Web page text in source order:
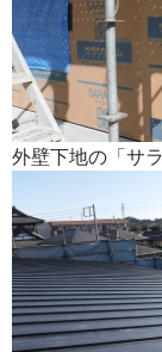
外壁下地の「サ